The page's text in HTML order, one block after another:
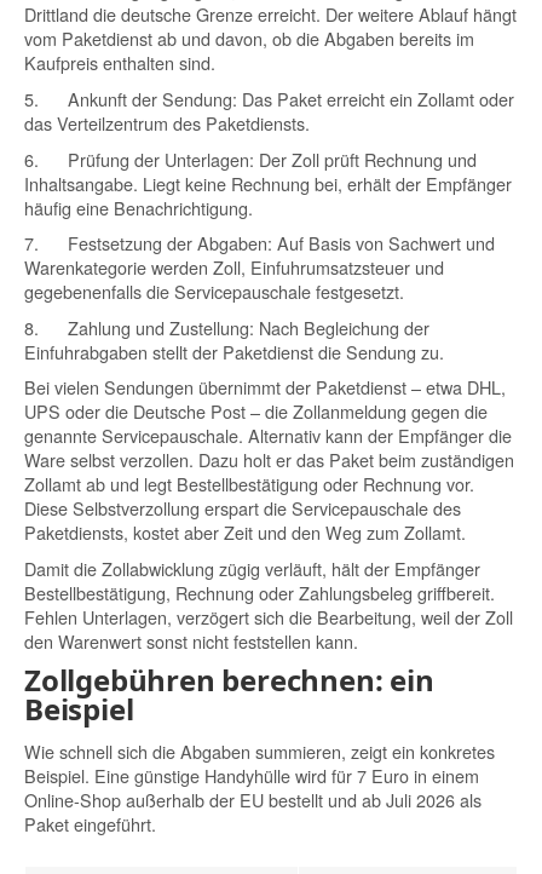
Drittland die deutsche Grenze erreicht. Der weitere Ablauf hängt
vom Paketdienst ab und davon, ob die Abgaben bereits im
Kaufpreis enthalten sind.
5.
Ankunft der Sendung: Das Paket erreicht ein Zollamt oder
das Verteilzentrum des Paketdiensts.
6.
Prüfung der Unterlagen: Der Zoll prüft Rechnung und
Inhaltsangabe. Liegt keine Rechnung bei, erhält der Empfänger
häufig eine Benachrichtigung.
7.
Festsetzung der Abgaben: Auf Basis von Sachwert und
Warenkategorie werden Zoll, Einfuhrumsatzsteuer und
gegebenenfalls die Servicepauschale festgesetzt.
8.
Zahlung und Zustellung: Nach Begleichung der
Einfuhrabgaben stellt der Paketdienst die Sendung zu.
Bei vielen Sendungen übernimmt der Paketdienst – etwa DHL,
UPS oder die Deutsche Post – die Zollanmeldung gegen die
genannte Servicepauschale. Alternativ kann der Empfänger die
Ware selbst verzollen. Dazu holt er das Paket beim zuständigen
Zollamt ab und legt Bestellbestätigung oder Rechnung vor.
Diese Selbstverzollung erspart die Servicepauschale des
Paketdiensts, kostet aber Zeit und den Weg zum Zollamt.
Damit die Zollabwicklung zügig verläuft, hält der Empfänger
Bestellbestätigung, Rechnung oder Zahlungsbeleg griffbereit.
Fehlen Unterlagen, verzögert sich die Bearbeitung, weil der Zoll
den Warenwert sonst nicht feststellen kann.
Zollgebühren berechnen: ein
Beispiel
Wie schnell sich die Abgaben summieren, zeigt ein konkretes
Beispiel. Eine günstige Handyhülle wird für 7 Euro in einem
Online-Shop außerhalb der EU bestellt und ab Juli 2026 als
Paket eingeführt.